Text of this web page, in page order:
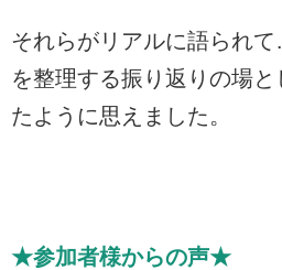
それらがリアルに語られ
を整理する振り返りの場
たように思えました。
★参加者様からの声★